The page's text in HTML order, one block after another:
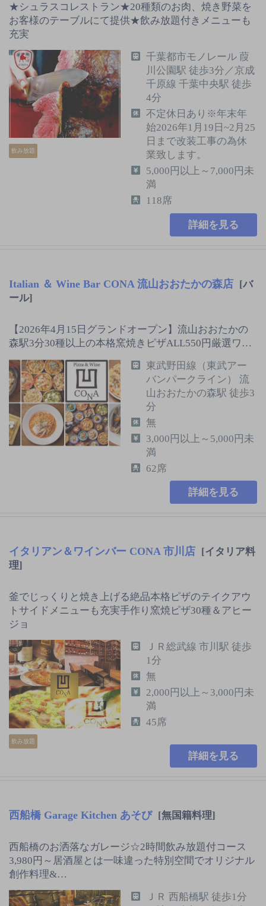
★シュラスコレストラン★20種類のお肉、焼き野菜を
お客様のテーブルにて提供★飲み放題付きメニューも
充実
飲み放題
千葉都市モノレール 葭
川公園駅 徒歩3分／京成
千原線 千葉中央駅 徒歩
4分
不定休日あり※年末年
始2026年1月19日~2月25
日まで改装工事の為休
業致します。
5,000円以上～7,000円未
満
118席
詳細を見る
Italian ＆ Wine Bar CONA 流山おおたかの森店 [バ
ール]
【2026年4月15日グランドオープン】流山おおたかの
森駅3分30種以上の本格窯焼きピザALL550円厳選ワ…
東武野田線（東武アー
バンパークライン） 流
山おおたかの森駅 徒歩3
分
無
3,000円以上～5,000円未
満
62席
詳細を見る
イタリアン＆ワインバー CONA 市川店
[イタリア料
理]
釜でじっくりと焼き上げる絶品本格ピザのテイクアウ
トサイドメニューも充実手作り窯焼ピザ30種＆アヒー
ジョ
飲み放題
ＪＲ総武線 市川駅 徒歩
1分
無
2,000円以上～3,000円未
満
45席
詳細を見る
西船橋 Garage Kitchen あそび [無国籍料理]
西船橋のお洒落なガレージ☆2時間飲み放題付コース
3,980円～居酒屋とは一味違った特別空間でオリジナル
創作料理&…
ＪＲ 西船橋駅 徒歩1分